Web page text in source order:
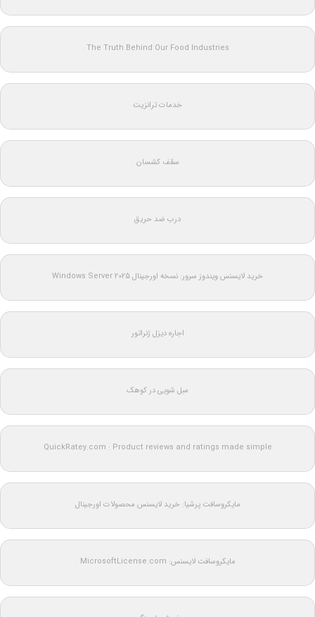
The Truth Behind Our Food Industries
خدمات ترانزیت
سقف کشسان
درب ضد حریق
خرید لایسنس ویندوز سرور: نسخه اورجینال Windows Server 2025
اجاره دیزل ژنراتور
مبل شویی در کوهک
QuickRatey.com : Product reviews and ratings made simple
مایکروسافت پرشیا: خرید لایسنس محصولات اورجینال
مایکروسافت لایسنس: MicrosoftLicense.com